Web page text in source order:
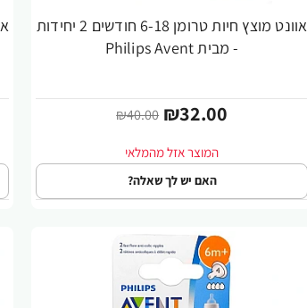
-20%
אוונט מוצץ חיות טרומן 6-18 חודשים 2 יחידות
- מבית Philips Avent
₪32.00
₪40.00
האם יש לך שאלה?